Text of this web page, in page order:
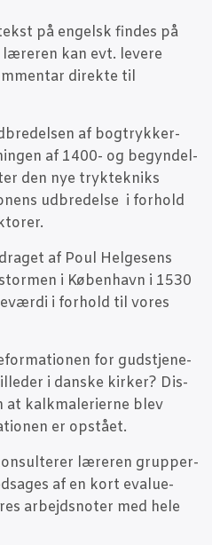
på engelsk fin­des på
lære­ren kan evt. leve­re
direk­te til
af bog­tryk­ker­
af 1400- og begyn­del­
den nye tryk­tek­niks
udbre­del­se i for­hold
af Poul Hel­ge­sens
i Køben­havn i 1530
i for­hold til vores
for gud­stje­ne­
i dan­ske kir­ker? Dis­
at kal­k­ma­le­ri­er­ne blev
er opstået.
lære­ren grup­per­
af en kort eva­lu­e­
arbejds­no­ter med hele